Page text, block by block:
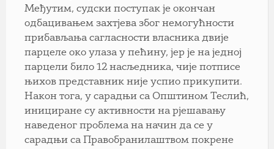
Међутим, судски поступак је окончан
одбацивањем захтјева због немогућности
прибављања сагласности власника двије
парцеле око улаза у пећину, јер је на једној
парцели било 12 насљедника, чије потписе
њихов представник није успио прикупити.
Након тога, у сарадњи са Општином Теслић,
инициране су активности на рјешавању
наведеног проблема на начин да се у
сарадњи са Правобранилаштвом покрене